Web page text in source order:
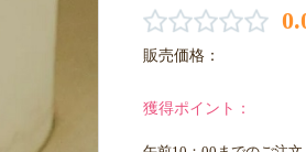
販売価格：
獲得ポイント：